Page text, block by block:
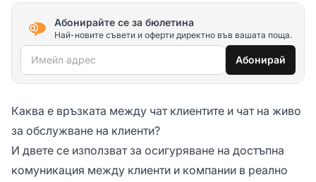
Абонирайте се за бюлетина
Най-новите съвети и оферти директно във вашата поща.
Имейл адрес Абонирай
Каква е връзката между чат клиентите и чат на живо
за обслужване на клиенти?
И двете се използват за осигуряване на достъпна
комуникация между клиенти и компании в реално